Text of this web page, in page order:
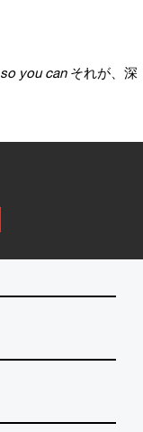
so you can それが、深